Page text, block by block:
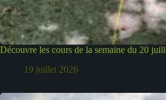
Découvre les cours de la semaine du 20
19 juillet 2026